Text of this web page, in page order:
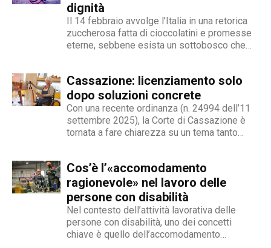
dignità
Il 14 febbraio avvolge l’Italia in una retorica
zuccherosa fatta di cioccolatini e promesse
eterne, sebbene esista un sottobosco che
un’opzione commerciale né un dato di di fatto,
ma...
Cassazione: licenziamento solo
dopo soluzioni concrete
Con una recente ordinanza (n. 24994 dell’11
settembre 2025), la Corte di Cassazione è
tornata a fare chiarezza su un tema tanto
che, a causa di una sopraggiunta disabilità,
non è più...
Cos’è l’«accomodamento
ragionevole» nel lavoro delle
persone con disabilità
Nel contesto dell’attività lavorativa delle
persone con disabilità, uno dei concetti
chiave è quello dell’accomodamento